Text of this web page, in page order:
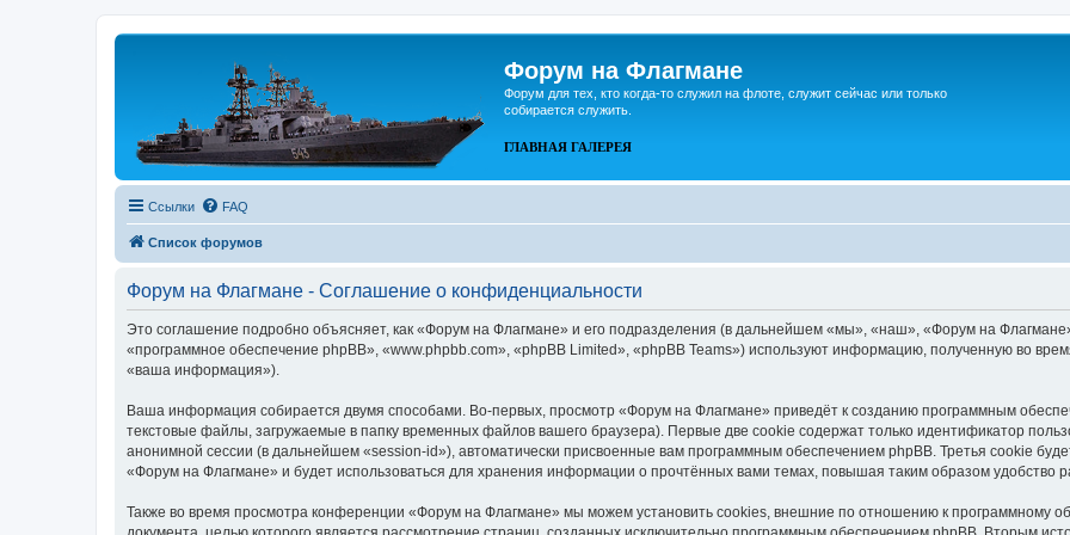
Форум на Флагмане
Форум для тех, кто когда-то служил на флоте, служит сейчас или только
собирается служить.
ГЛАВНАЯ ГАЛЕРЕЯ
Ссылки FAQ
Список форумов
Форум на Флагмане - Соглашение о конфиденциальности
Это соглашение подробно объясняет, как «Форум на Флагмане» и его подразделения (в дальнейшем «мы», «наш», «Форум на
«программное обеспечение phpBB», «www.phpbb.com», «phpBB Limited», «phpBB Teams») используют информацию, полученную во
«ваша информация»).
Ваша информация собирается двумя способами. Во-первых, просмотр «Форум на Флагмане» приведёт к созданию программным
текстовые файлы, загружаемые в папку временных файлов вашего браузера). Первые две cookie содержат только идентификатор
анонимной сессии (в дальнейшем «session-id»), автоматически присвоенные вам программным обеспечением phpBB. Третья cookie
«Форум на Флагмане» и будет использоваться для хранения информации о прочтённых вами темах, повышая таким образом удобство
Также во время просмотра конференции «Форум на Флагмане» мы можем установить cookies, внешние по отношению к программному